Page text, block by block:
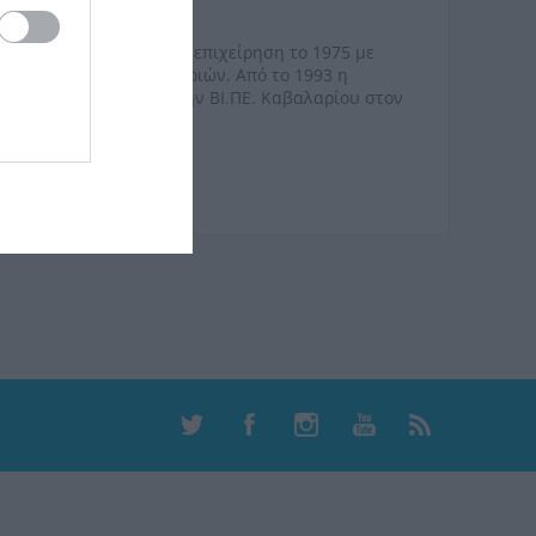
της ως ατομική επιχείρηση το 1975 με
μοκετών και ταπετσαριών. Από το 1993 η
έκτασης 2000
2 στην ΒΙ.ΠΕ. Καβαλαρίου στον